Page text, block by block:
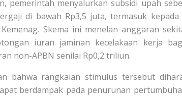
pemerintah menyalurkan subsidi upah
di bawah Rp3,5 juta, termasuk
Skema ini menelan anggaran
iuran jaminan kecelakaan kerja
non-APBN senilai Rp0,2 triliun.
bahwa rangkaian stimulus tersebut
berdampak pada penurunan